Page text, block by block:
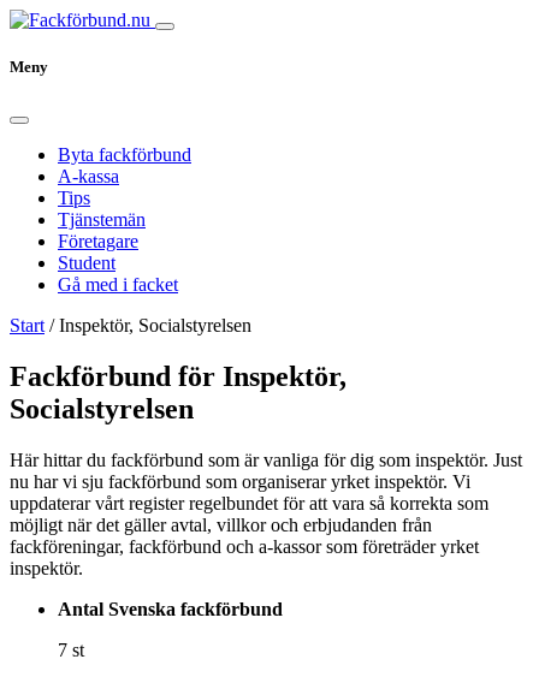
Meny
Byta fackförbund
A-kassa
Tips
Tjänstemän
Företagare
Student
Gå med i facket
Start /Inspektör, Socialstyrelsen
Fackförbund för Inspektör,
Socialstyrelsen
Här hittar du fackförbund som är vanliga för dig som inspektör. Just
nu har vi sju fackförbund som organiserar yrket inspektör. Vi
uppdaterar vårt register regelbundet för att vara så korrekta som
möjligt när det gäller avtal, villkor och erbjudanden från
fackföreningar, fackförbund och a-kassor som företräder yrket
inspektör.
Antal Svenska fackförbund
7 st